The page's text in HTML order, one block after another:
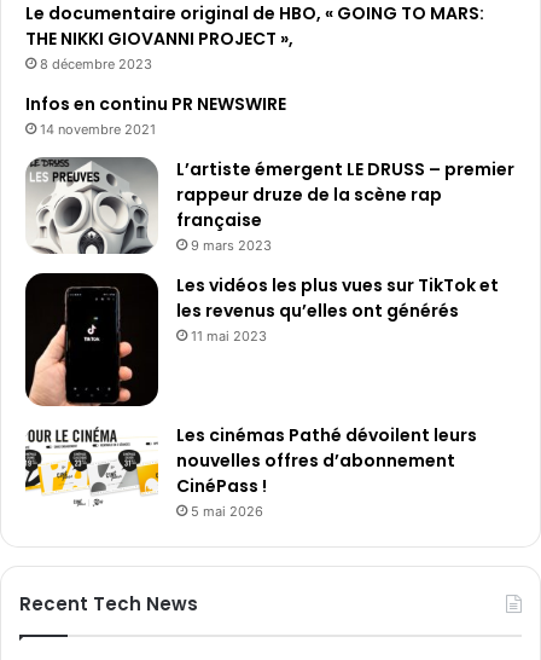
Le documentaire original de HBO, « GOING TO MARS:
THE NIKKI GIOVANNI PROJECT »,
8 décembre 2023
Infos en continu PR NEWSWIRE
14 novembre 2021
L’artiste émergent LE DRUSS – premier
rappeur druze de la scène rap
française
9 mars 2023
Les vidéos les plus vues sur TikTok et
les revenus qu’elles ont générés
11 mai 2023
Les cinémas Pathé dévoilent leurs
nouvelles offres d’abonnement
CinéPass !
5 mai 2026
Recent Tech News